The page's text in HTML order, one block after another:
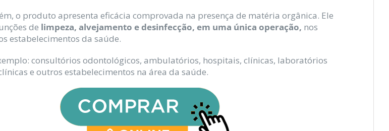
o produto apresenta eficácia comprovada na presença de matéria orgânica. Ele
de limpeza, alvejamento e desinfecção, em uma única operação, nos
estabelecimentos da saúde.
consultórios odontológicos, ambulatórios, hospitais, clínicas, laboratórios
e outros estabelecimentos na área da saúde.